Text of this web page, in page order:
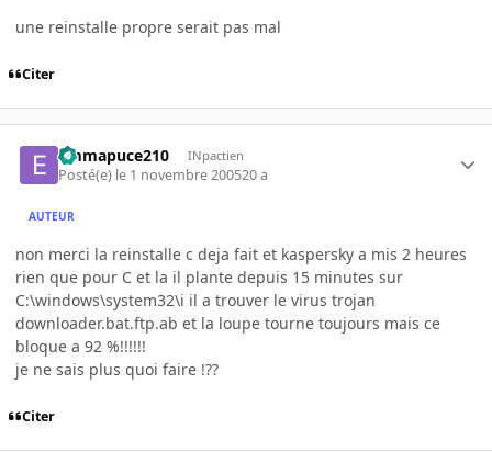
une reinstalle propre serait pas mal
Citer
emmapuce210 INpactien
Posté(e) le 1 novembre 200520 a
AUTEUR
non merci la reinstalle c deja fait et kaspersky a mis 2 heures
rien que pour C et la il plante depuis 15 minutes sur
C:\windows\system32\i il a trouver le virus trojan
downloader.bat.ftp.ab et la loupe tourne toujours mais ce
bloque a 92 %!!!!!!
je ne sais plus quoi faire !??
Citer